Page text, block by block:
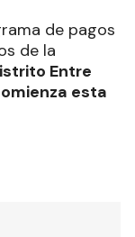
de pagos
de la
Entre
esta